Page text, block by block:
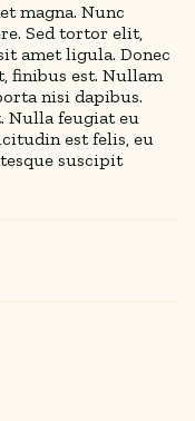
magna. Nunc
Sed tortor elit,
amet ligula. Donec
finibus est. Nullam
nisi dapibus.
Nulla feugiat eu
est felis, eu
suscipit